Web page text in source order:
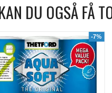
DU OGSÅ FÅ